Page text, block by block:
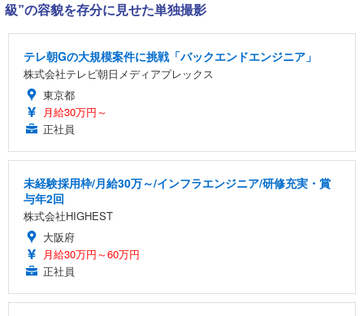
級”の容貌を存分に見せた単独撮影
テレ朝Gの大規模案件に挑戦「バックエンドエンジニア」
株式会社テレビ朝日メディアプレックス
東京都
月給30万円～
正社員
未経験採用枠/月給30万～/インフラエンジニア/研修充実・賞
与年2回
株式会社HIGHEST
大阪府
月給30万円～60万円
正社員